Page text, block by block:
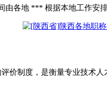
各地 *** 根据本地工作安
价制度，是衡量专业技术